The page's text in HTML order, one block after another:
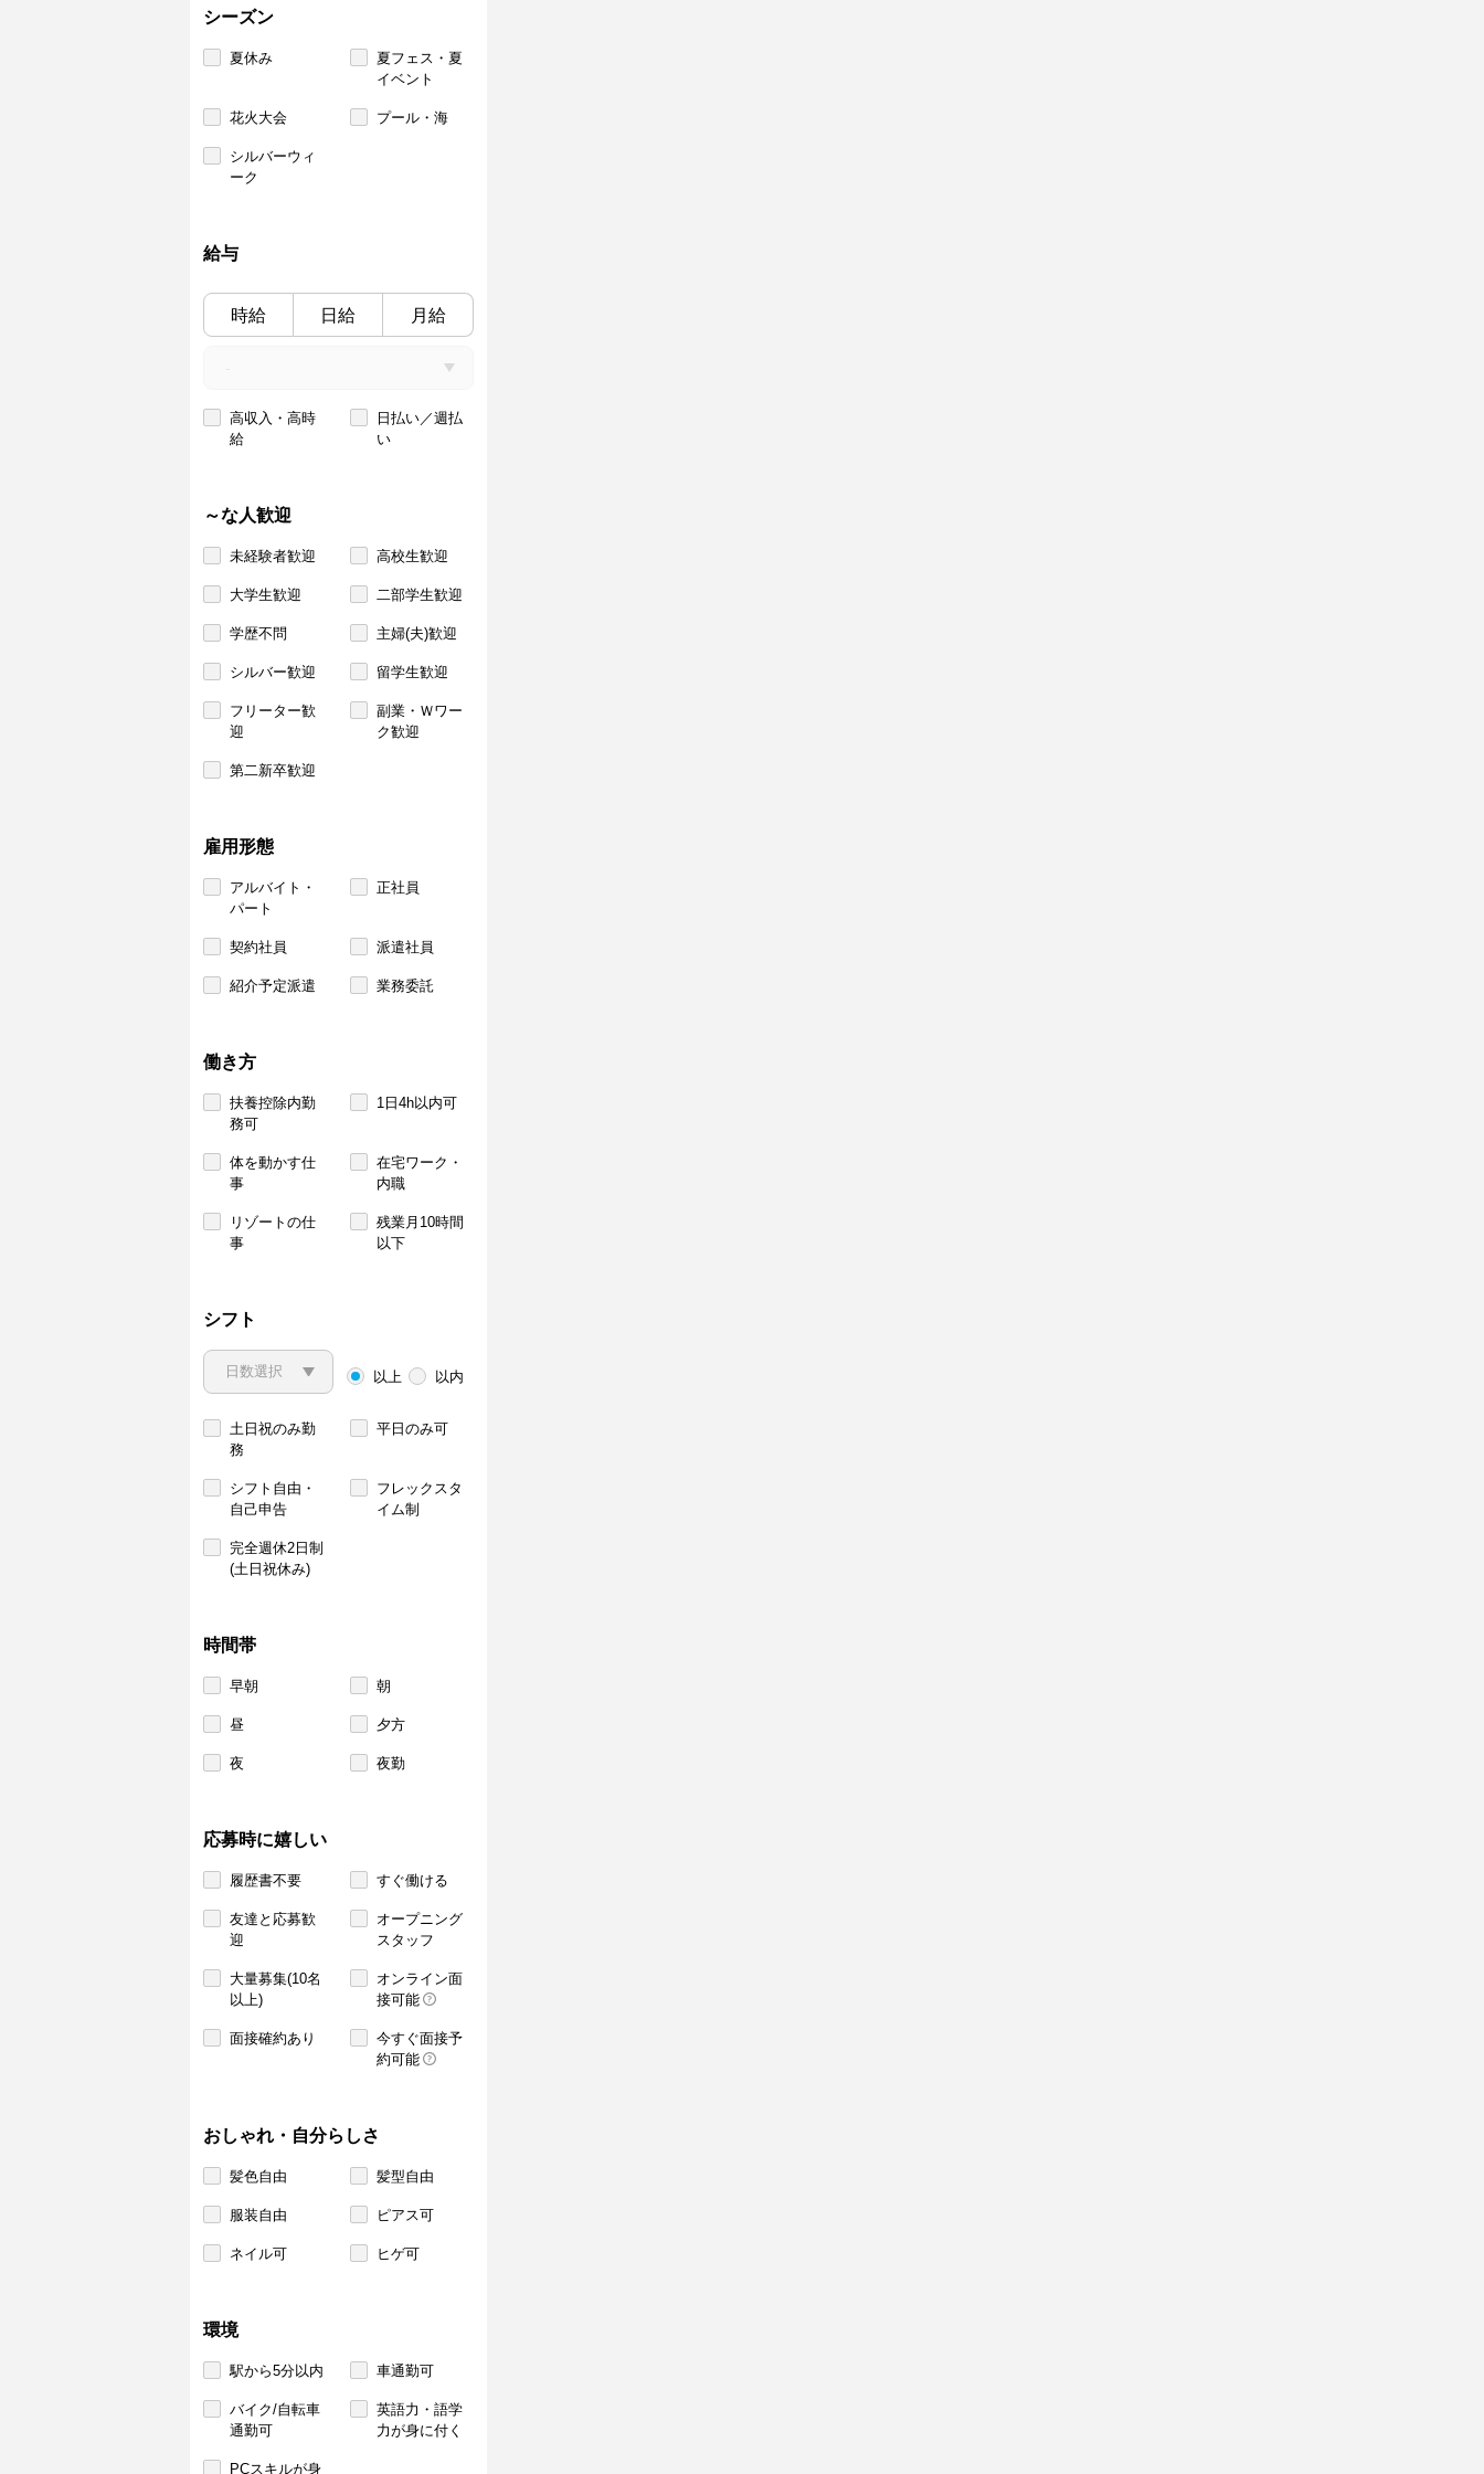
シーズン
夏休み
夏フェス・夏
イベント
花火大会 プール・海
シルバーウィ
ーク
給与
時給 日給 月給
高収入・高時
給
日払い／週払
い
～な人歓迎
未経験者歓迎 高校生歓迎
大学生歓迎 二部学生歓迎
学歴不問 主婦(夫)歓迎
シルバー歓迎 留学生歓迎
フリーター歓
迎
副業・Ｗワー
ク歓迎
第二新卒歓迎
雇用形態
アルバイト・
パート
正社員
契約社員 派遣社員
紹介予定派遣 業務委託
働き方
扶養控除内勤
務可
1日4h以内可
体を動かす仕
事
在宅ワーク・
内職
リゾートの仕
事
残業月10時間
以下
シフト
以上 以内
土日祝のみ勤
務
平日のみ可
シフト自由・
自己申告
フレックスタ
イム制
完全週休2日制
(土日祝休み)
時間帯
早朝 朝
昼 夕方
夜 夜勤
応募時に嬉しい
履歴書不要 すぐ働ける
友達と応募歓
迎
オープニング
スタッフ
大量募集(10名
以上)
オンライン面
接可能
面接確約あり
今すぐ面接予
約可能
おしゃれ・自分らしさ
髪色自由 髪型自由
服装自由 ピアス可
ネイル可 ヒゲ可
環境
駅から5分以内 車通勤可
バイク/自転車
通勤可
英語力・語学
力が身に付く
PCスキルが身